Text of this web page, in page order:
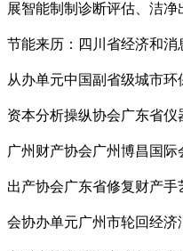
展智能制制诊断评估、洁
节能来历：四川省经济和消
从办单元中国副省级城市
资本分析操纵协会广东省
广州财产协会广州博昌国
出产协会广东省修复财产
会协办单元广州市轮回经济